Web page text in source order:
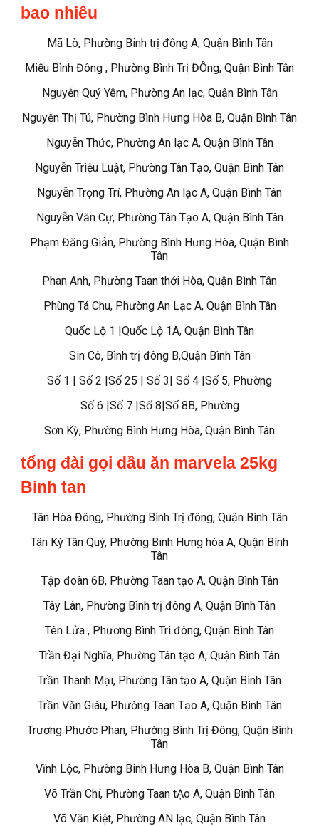
bao nhiêu
Mã Lò, Phường Binh trị đông A, Quận Bình Tân
Miếu Bình Đông , Phường Bình Trị ĐÔng, Quận Bình Tân
Nguyễn Quý Yêm, Phường An lạc, Quận Bình Tân
Nguyễn Thị Tú, Phường Bình Hưng Hòa B, Quận Bình Tân
Nguyễn Thức, Phường An lạc A, Quận Bình Tân
Nguyễn Triệu Luật, Phường Tân Tạo, Quận Bình Tân
Nguyễn Trọng Trí, Phường An lạc A, Quận Bình Tân
Nguyễn Văn Cự, Phường Tân Tạo A, Quận Bình Tân
Phạm Đăng Giản, Phường Bình Hưng Hòa, Quận Bình
Tân
Phan Anh, Phường Taan thới Hòa, Quận Bình Tân
Phùng Tá Chu, Phường An Lạc A, Quận Bình Tân
Quốc Lộ 1 |Quốc Lộ 1A, Quận Bình Tân
Sin Cô, Bình trị đông B,Quận Bình Tân
Số 1 | Số 2 |Số 25 | Số 3| Số 4 |Số 5, Phường
Số 6 |Số 7 |Số 8|Số 8B, Phường
Sơn Kỳ, Phường Bình Hưng Hòa, Quận Bình Tân
tổng đài gọi dầu ăn marvela 25kg
Binh tan
Tân Hòa Đông, Phường Bình Trị đông, Quận Bình Tân
Tân Kỳ Tân Quý, Phường Binh Hưng hòa A, Quận Bình
Tân
Tập đoàn 6B, Phường Taan tạo A, Quận Bình Tân
Tây Lân, Phường Bình trị đông A, Quận Bình Tân
Tên Lửa , Phương Bình Tri đông, Quận Bình Tân
Trần Đại Nghĩa, Phường Tân tạo A, Quận Bình Tân
Trần Thanh Mại, Phường Tân tạo A, Quận Bình Tân
Trần Văn Giàu, Phường Taan Tạo A, Quận Bình Tân
Trương Phước Phan, Phường Bình Trị Đông, Quận Bình
Tân
Vĩnh Lộc, Phường Binh Hưng Hòa B, Quận Bình Tân
Võ Trần Chí, Phường Taan tẠo A, Quận Bình Tân
Võ Văn Kiệt, Phường AN lạc, Quận Bình Tân